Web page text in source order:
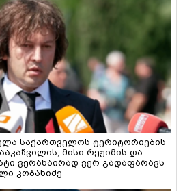
საქართველოს ტერიტორიების
მისი რეჟიმის და
ვერანაირად ვერ გადაფარავს
კობახიძე